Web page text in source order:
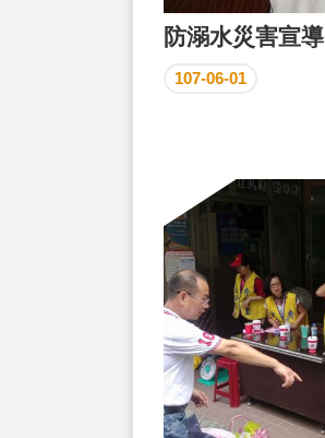
防溺水災害宣導
107-06-01